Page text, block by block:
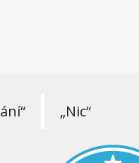
„Nic“